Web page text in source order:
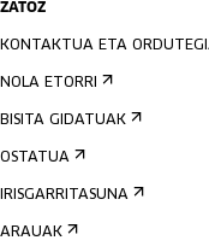
ZATOZ
KONTAKTUA ETA
NOLA ETORRI
BISITA GIDATUAK
OSTATUA
IRISGARRITASUNA
ARAUAK